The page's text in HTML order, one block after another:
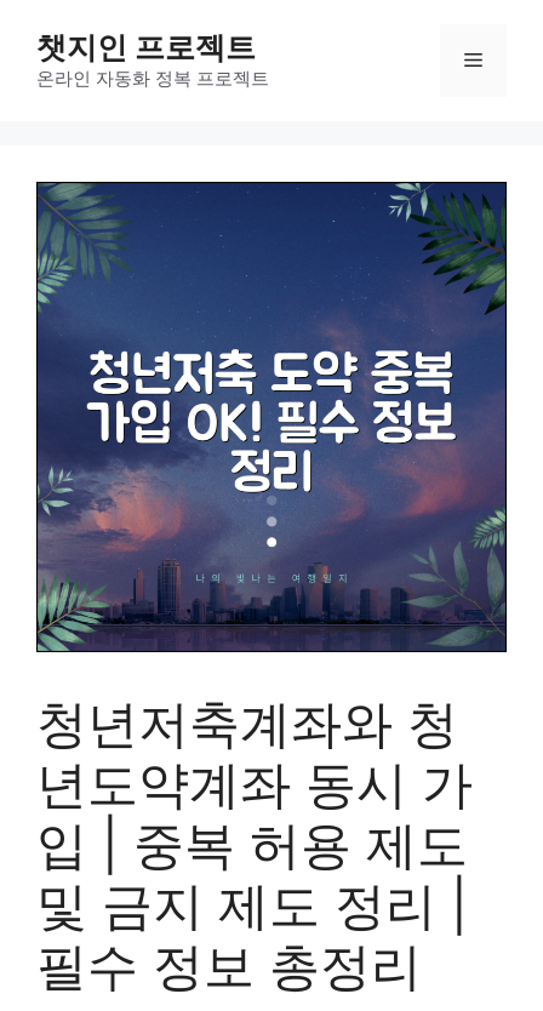
챗지인 프로젝트
온라인 자동화 정복 프로젝트
메
청년저축계좌와 청
년도약계좌 동시 가
입 | 중복 허용 제도
및 금지 제도 정리 |
필수 정보 총정리